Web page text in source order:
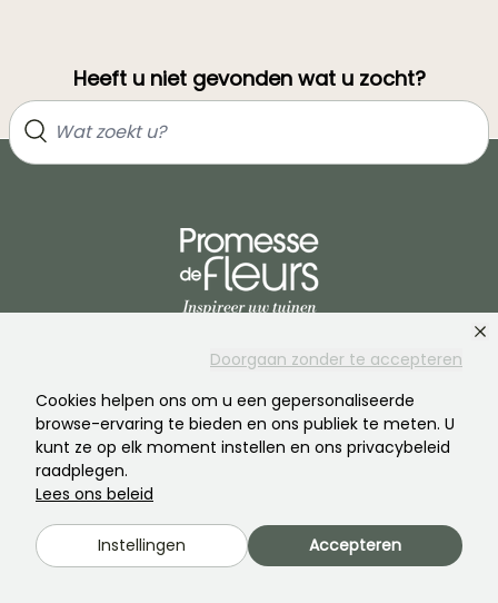
Doorgaan zonder te accepteren
Cookies helpen ons om u een gepersonaliseerde
browse-ervaring te bieden en ons publiek te meten. U
kunt ze op elk moment instellen en ons privacybeleid
raadplegen.
Lees ons beleid
Instellingen Accepteren
Heeft u niet gevonden wat u zocht?
Word lid van de community van plantenliefhebbers!
PROMESSE DE FLEURS
Het merk
Voorbereiding van
bestellingen